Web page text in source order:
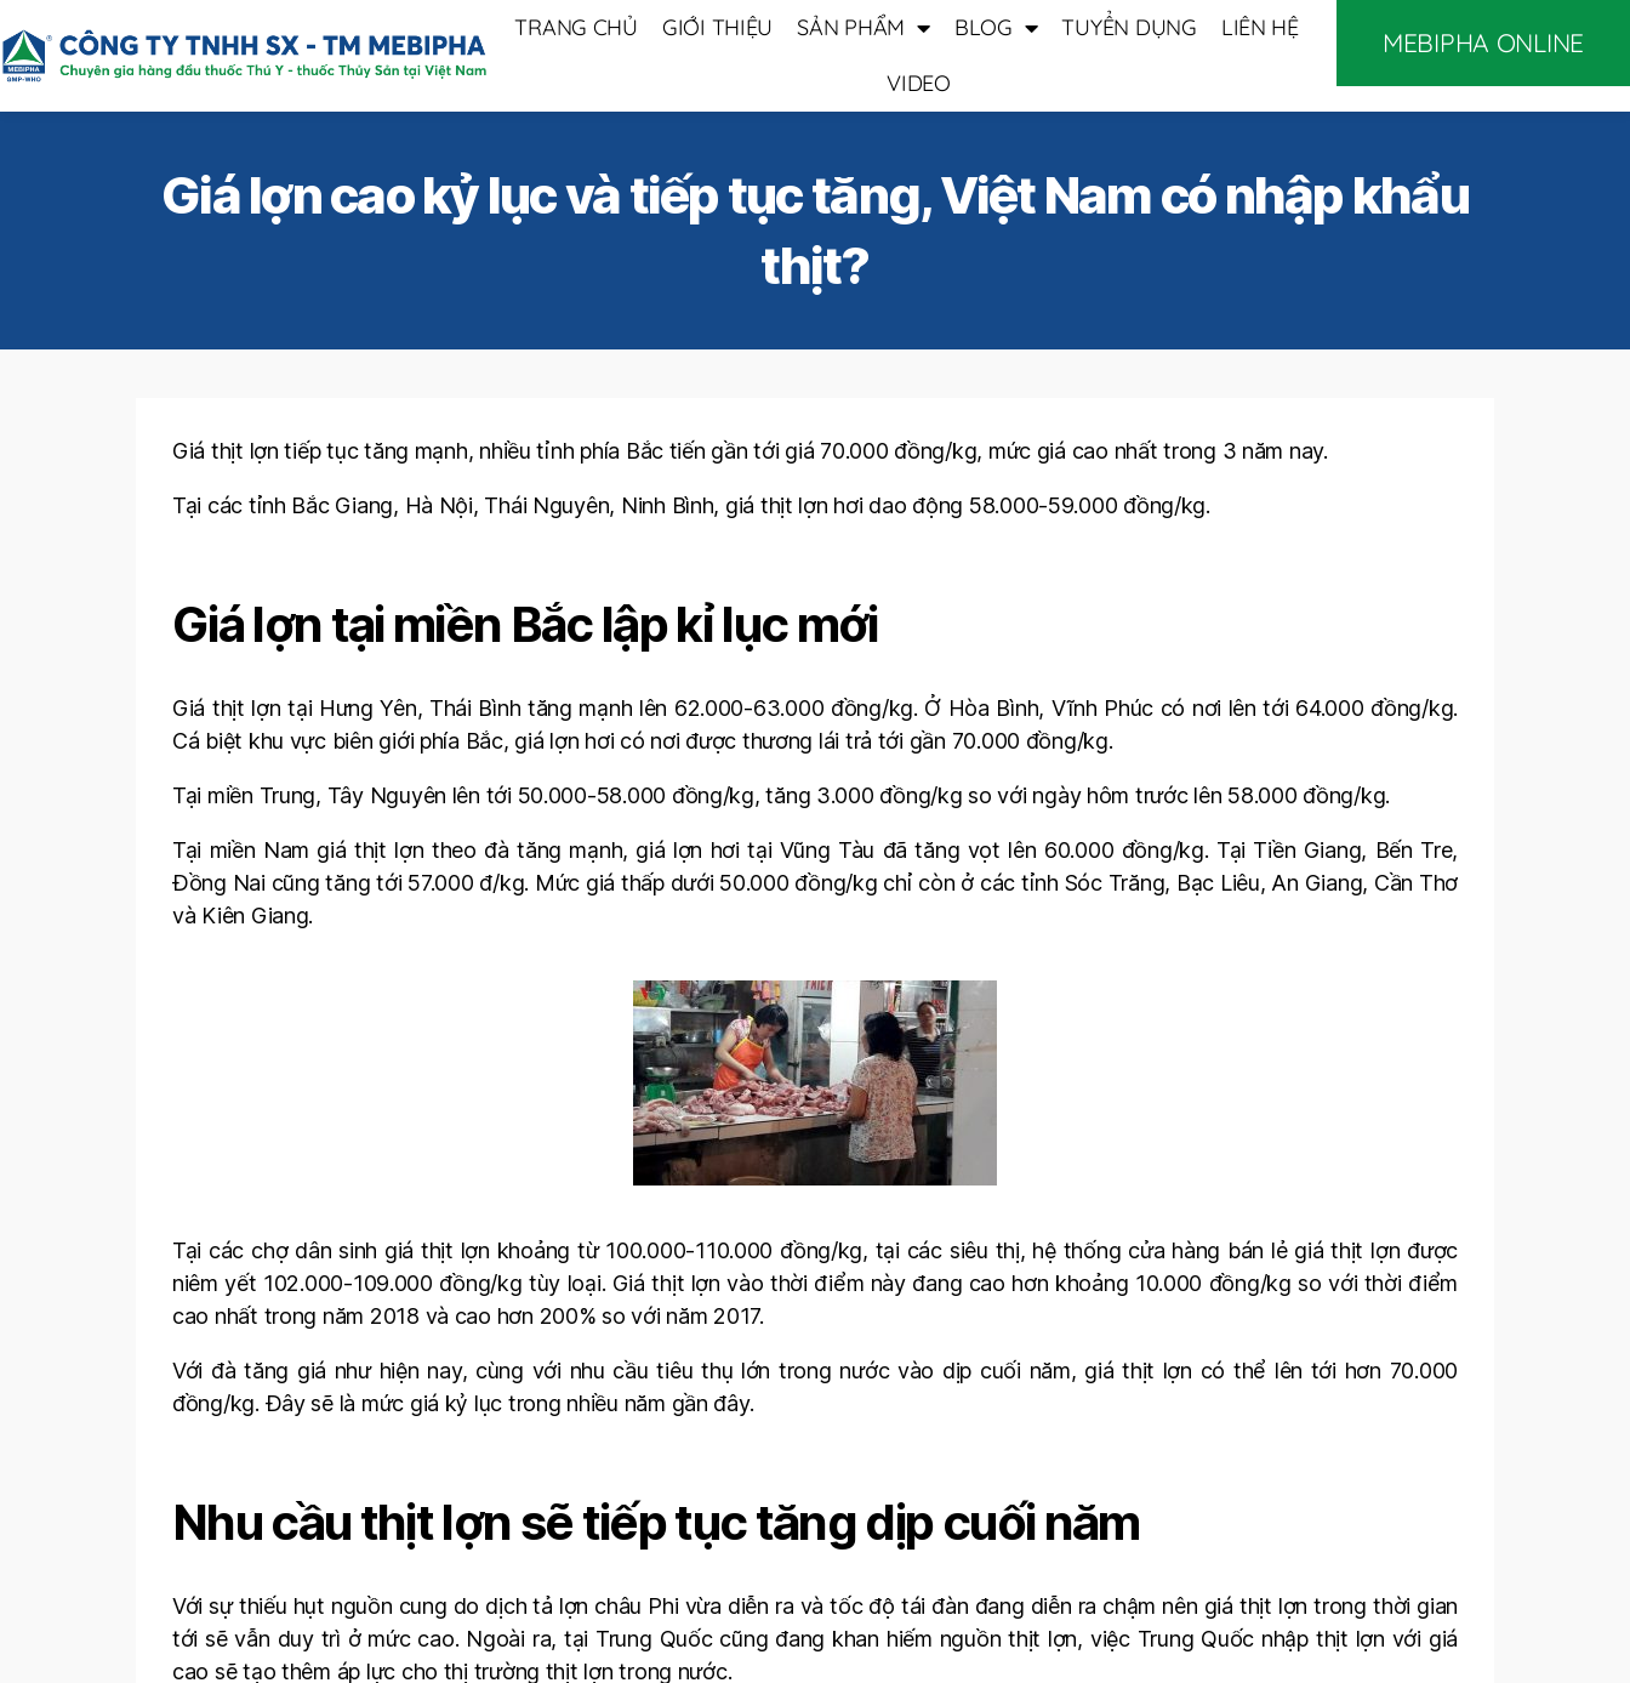
TRANG CHỦ GIỚI THIỆU SẢN PHẨM BLOG TUYỂN DỤNG
LIÊN HỆ
VIDEO
MEBIPHA ONLINE
Giá lợn cao kỷ lục và tiếp tục tăng, Việt Nam có nhập khẩu
thịt?
Giá thịt lợn tiếp tục tăng mạnh, nhiều tỉnh phía Bắc tiến gần tới giá 70.000 đồng/kg, mức giá cao nhất trong 3 năm nay.
Tại các tỉnh Bắc Giang, Hà Nội, Thái Nguyên, Ninh Bình, giá thịt lợn hơi dao động 58.000-59.000 đồng/kg.
Giá lợn tại miền Bắc lập kỉ lục mới
Giá thịt lợn tại Hưng Yên, Thái Bình tăng mạnh lên 62.000-63.000 đồng/kg. Ở Hòa Bình, Vĩnh Phúc có nơi lên tới 64.000 đồng/kg.
Cá biệt khu vực biên giới phía Bắc, giá lợn hơi có nơi được thương lái trả tới gần 70.000 đồng/kg.
Tại miền Trung, Tây Nguyên lên tới 50.000-58.000 đồng/kg, tăng 3.000 đồng/kg so với ngày hôm trước lên 58.000 đồng/kg.
Tại miền Nam giá thịt lợn theo đà tăng mạnh, giá lợn hơi tại Vũng Tàu đã tăng vọt lên 60.000 đồng/kg. Tại Tiền Giang, Bến Tre,
Đồng Nai cũng tăng tới 57.000 đ/kg. Mức giá thấp dưới 50.000 đồng/kg chỉ còn ở các tỉnh Sóc Trăng, Bạc Liêu, An Giang, Cần Thơ
và Kiên Giang.
Tại các chợ dân sinh giá thịt lợn khoảng từ 100.000-110.000 đồng/kg, tại các siêu thị, hệ thống cửa hàng bán lẻ giá thịt lợn được
niêm yết 102.000-109.000 đồng/kg tùy loại. Giá thịt lợn vào thời điểm này đang cao hơn khoảng 10.000 đồng/kg so với thời điểm
cao nhất trong năm 2018 và cao hơn 200% so với năm 2017.
Với đà tăng giá như hiện nay, cùng với nhu cầu tiêu thụ lớn trong nước vào dịp cuối năm, giá thịt lợn có thể lên tới hơn 70.000
đồng/kg. Đây sẽ là mức giá kỷ lục trong nhiều năm gần đây.
Nhu cầu thịt lợn sẽ tiếp tục tăng dịp cuối năm
Với sự thiếu hụt nguồn cung do dịch tả lợn châu Phi vừa diễn ra và tốc độ tái đàn đang diễn ra chậm nên giá thịt lợn trong thời gian
tới sẽ vẫn duy trì ở mức cao. Ngoài ra, tại Trung Quốc cũng đang khan hiếm nguồn thịt lợn, việc Trung Quốc nhập thịt lợn với giá
cao sẽ tạo thêm áp lực cho thị trường thịt lợn trong nước.